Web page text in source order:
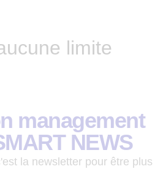
limite
management
NEWS
la newsletter pour être plus